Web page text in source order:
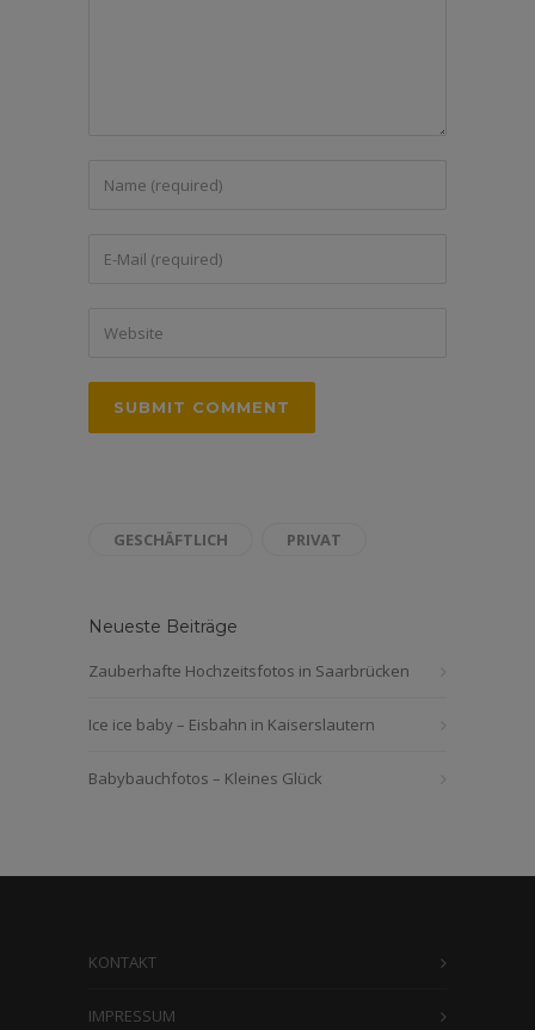
GESCHÄFTLICH PRIVAT
Neueste Beiträge
Zauberhafte Hochzeitsfotos in Saarbrücken
Ice ice baby – Eisbahn in Kaiserslautern
Babybauchfotos – Kleines Glück
KONTAKT
IMPRESSUM